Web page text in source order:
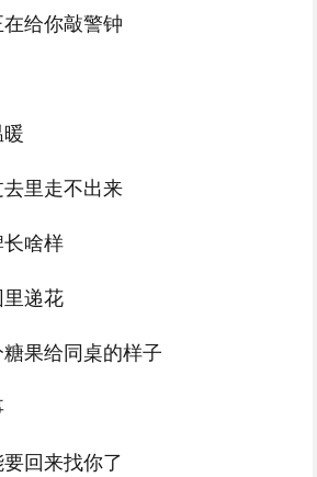
给你敲警钟
里走不出来
啥样
递花
果给同桌的样子
回来找你了